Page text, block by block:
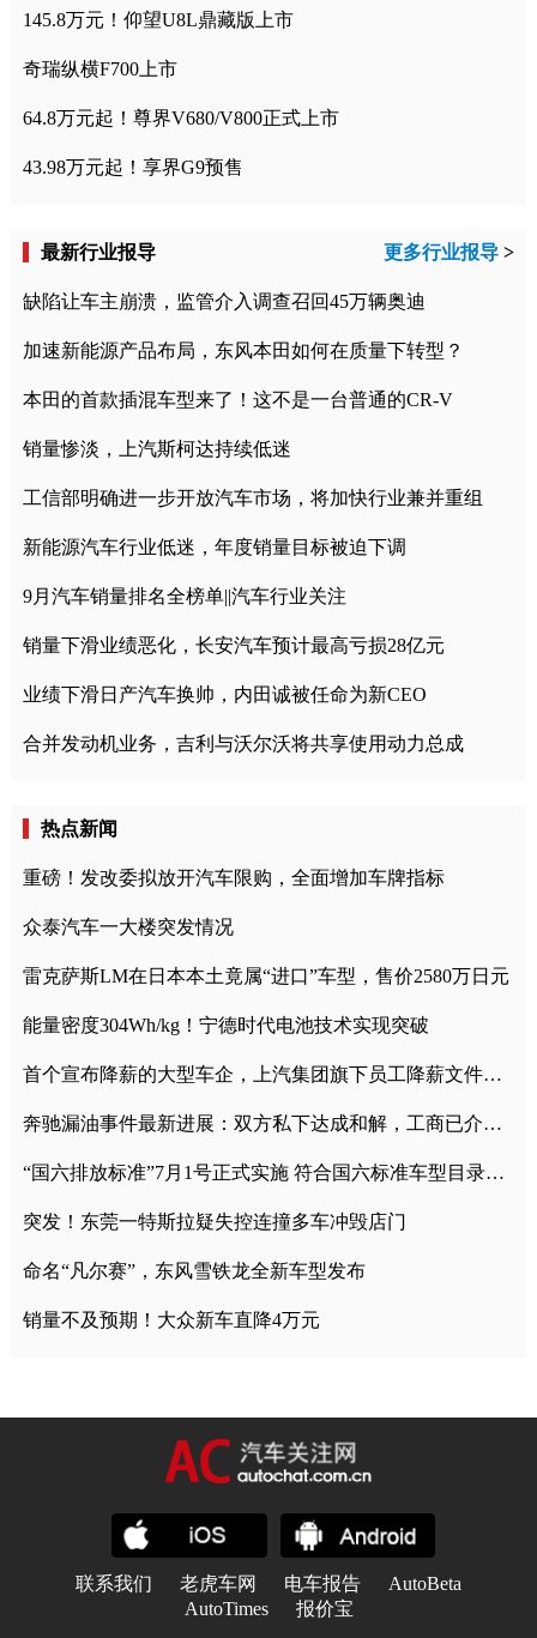
145.8万元！仰望U8L鼎藏版上市
奇瑞纵横F700上市
64.8万元起！尊界V680/V800正式上市
43.98万元起！享界G9预售
最新行业报导 更多行业报导 >
缺陷让车主崩溃，监管介入调查召回45万辆奥迪
加速新能源产品布局，东风本田如何在质量下转型？
本田的首款插混车型来了！这不是一台普通的CR-V
销量惨淡，上汽斯柯达持续低迷
工信部明确进一步开放汽车市场，将加快行业兼并重组
新能源汽车行业低迷，年度销量目标被迫下调
9月汽车销量排名全榜单||汽车行业关注
销量下滑业绩恶化，长安汽车预计最高亏损28亿元
业绩下滑日产汽车换帅，内田诚被任命为新CEO
合并发动机业务，吉利与沃尔沃将共享使用动力总成
热点新闻
重磅！发改委拟放开汽车限购，全面增加车牌指标
众泰汽车一大楼突发情况
雷克萨斯LM在日本本土竟属“进口”车型，售价2580万日元
能量密度304Wh/kg！宁德时代电池技术实现突破
首个宣布降薪的大型车企，上汽集团旗下员工降薪文件曝光
奔驰漏油事件最新进展：双方私下达成和解，工商已介入调查
“国六排放标准”7月1号正式实施 符合国六标准车型目录一览
突发！东莞一特斯拉疑失控连撞多车冲毁店门
命名“凡尔赛”，东风雪铁龙全新车型发布
销量不及预期！大众新车直降4万元
联系我们 老虎车网 电车报告
AutoBeta
AutoTimes
报价宝